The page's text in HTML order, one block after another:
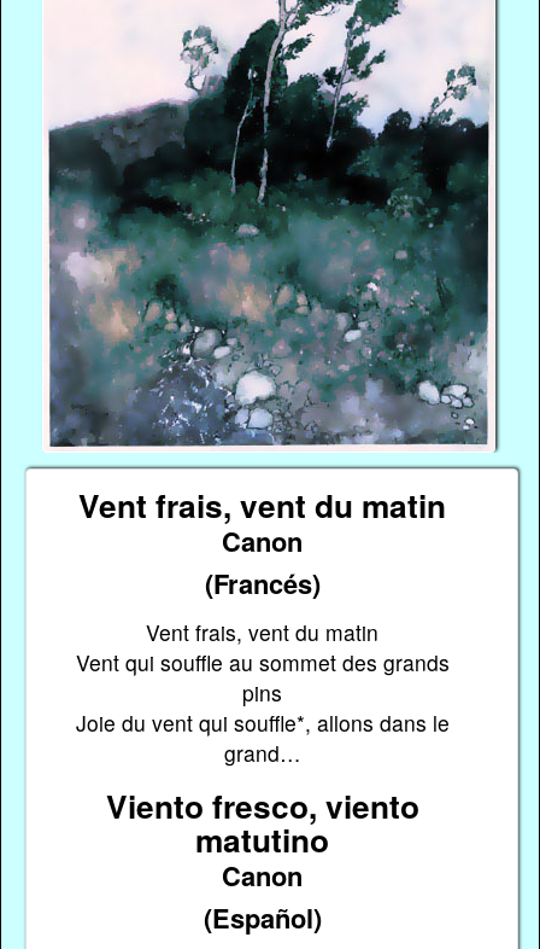
Vent frais, vent du matin
Canon
(Francés)
Vent frais, vent du matin
Vent qui souffle au sommet des grands
pins
Joie du vent qui souffle*, allons dans le
grand…
Viento fresco, viento
matutino
Canon
(Español)